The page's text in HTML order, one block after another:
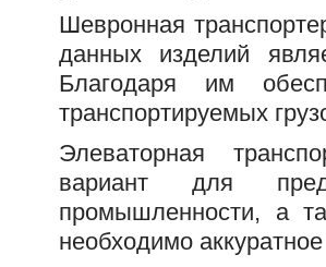
Шевронная
данных изделий
Благодаря им
транспортируемых
Элеваторная
вариант для
промышленности, а
необходимо